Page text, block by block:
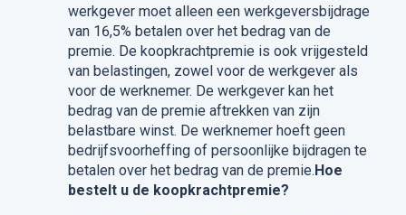
werkgever moet alleen een werkgeversbijdrage
van 16,5% betalen over het bedrag van de
premie. De koopkrachtpremie is ook vrijgesteld
van belastingen, zowel voor de werkgever als
voor de werknemer. De werkgever kan het
bedrag van de premie aftrekken van zijn
belastbare winst. De werknemer hoeft geen
bedrijfsvoorheffing of persoonlijke bijdragen te
betalen over het bedrag van de premie.Hoe
bestelt u de koopkrachtpremie?